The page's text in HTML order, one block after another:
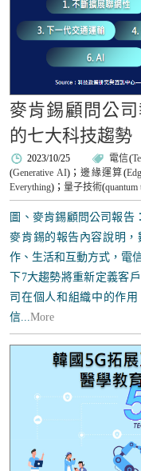
麥肯錫顧問公
的七大科技趨勢
2023/10/25 電信(
(Generative AI)； 邊緣運算(
Everything)；量子技術(quantum
圖、麥肯錫顧問公司報告
麥肯錫的報告內容說明
作、生活和互動方式，電
下7大趨勢將重新定義客
司在個人和組織中的作
信...More